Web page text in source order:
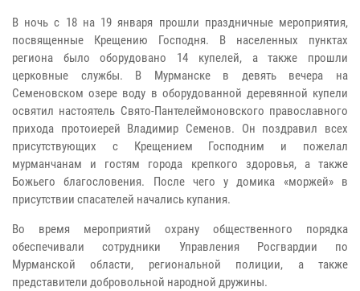
В ночь с 18 на 19 января прошли праздничные мероприятия,
посвященные Крещению Господня. В населенных пунктах
региона было оборудовано 14 купелей, а также прошли
церковные службы. В Мурманске в девять вечера на
Семеновском озере воду в оборудованной деревянной купели
освятил настоятель Свято-Пантелеймоновского православного
прихода протоиерей Владимир Семенов. Он поздравил всех
присутствующих с Крещением Господним и пожелал
мурманчанам и гостям города крепкого здоровья, а также
Божьего благословения. После чего у домика «моржей» в
присутствии спасателей начались купания.
Во время мероприятий охрану общественного порядка
обеспечивали сотрудники Управления Росгвардии по
Мурманской области, региональной полиции, а также
представители добровольной народной дружины.